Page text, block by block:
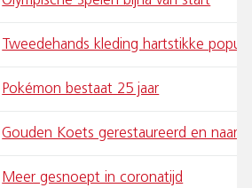
Tweedehands kleding hartstikke
Pokémon bestaat 25 jaar
Gouden Koets gerestaureerd en naar
Meer gesnoept in coronatijd